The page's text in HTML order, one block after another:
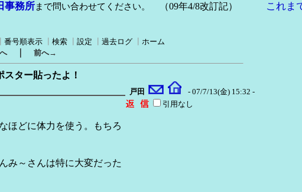
事務所まで問い合わせてください。 （09年4/8改訂記） これま
番号順表示 検索 設定 過去ログ
ホーム
｜ 前へ→
ター貼ったよ！
戸田 - 07/7/13(金) 15:32 -
ほどに体力を使う。もちろ
み～さんは特に大変だった
引用なし